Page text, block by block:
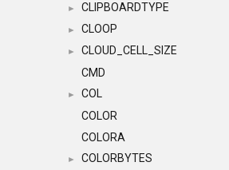
► CLIPBOARDTYPE
► CLOOP
►
CLOUD_CELL_SIZE
CMD
►
COL
COLOR
COLORA
► COLORBYTES